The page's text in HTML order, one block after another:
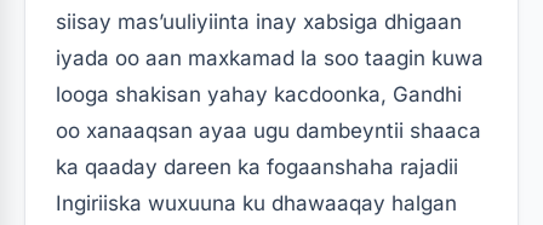
siisay mas’uuliyiinta inay xabsiga dhigaan
iyada oo aan maxkamad la soo taagin kuwa
looga shakisan yahay kacdoonka, Gandhi
oo xanaaqsan ayaa ugu dambeyntii shaaca
ka qaaday dareen ka fogaanshaha rajadii
Ingiriiska wuxuuna ku dhawaaqay halgan